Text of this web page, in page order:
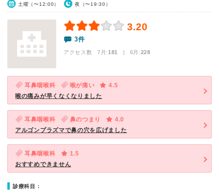
土曜（〜12:00） 夜（〜19:30）
3.20
3件
アクセス数 7月:181 | 6月:228
耳鼻咽喉科 喉が痛い
4.5
喉の痛みが早くなくなりました
耳鼻咽喉科 鼻のつまり
4.0
アルゴンプラズマで鼻の穴を広げました
耳鼻咽喉科
1.5
おすすめできません
診療科目：